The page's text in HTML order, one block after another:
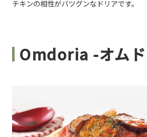
チキンの相性がバツグンなドリアです。
Omdoria -オム